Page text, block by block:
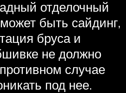
отделочный
быть сайдинг,
бруса и
не должно
случае
под нее.